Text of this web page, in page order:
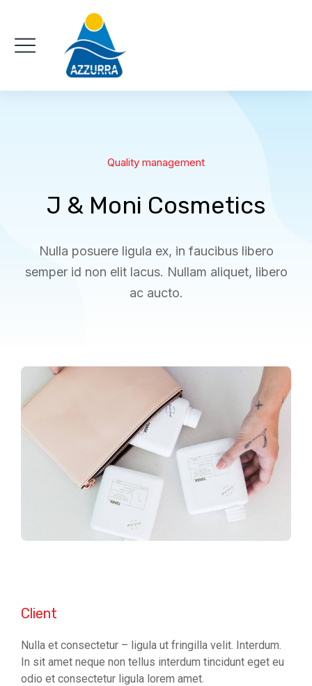
Quality management
J & Moni Cosmetics
Nulla posuere ligula ex, in faucibus libero
semper id non elit lacus. Nullam aliquet, libero
ac aucto.
Client
Nulla et consectetur – ligula ut fringilla velit. Interdum.
In sit amet neque non tellus interdum tincidunt eget eu
odio et consectetur ligula lorem amet.